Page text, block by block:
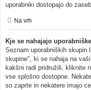
uporabniki dostopajo do
Na vrh
Kje se nahajajo
Seznam uporabniških skupin
skupine", ki se nahaja na
kakšni radi pridružili, kliknite
vse splošno dostopne.
so zaprte in nekatere imajo